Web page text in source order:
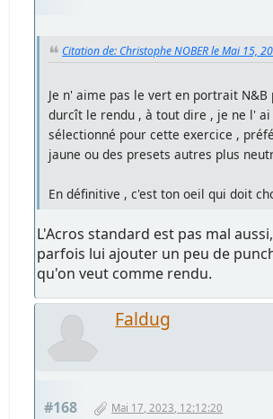
Citation de: Christophe NOBER le Mai 15,
Je n' aime pas le vert en portrait N&B
durcît le rendu , à tout dire , je ne l'
sélectionné pour cette exercice ,
jaune ou des presets autres plus
En définitive , c'est ton oeil qui doit
L'Acros standard est pas mal
parfois lui ajouter un peu de
qu'on veut comme rendu.
Faldug
#168 Mai 17, 2023, 12:12:20